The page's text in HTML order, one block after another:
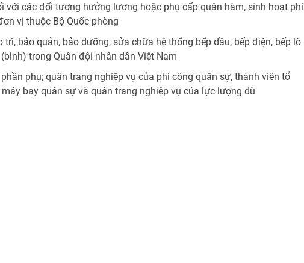
với các đối tượng hưởng lương hoặc phụ cấp quân hàm, sinh hoạt phí
vị thuộc Bộ Quốc phòng
bảo quản, bảo dưỡng, sửa chữa hệ thống bếp dầu, bếp điện, bếp lò
trong Quân đội nhân dân Việt Nam
phụ; quân trang nghiệp vụ của phi công quân sự, thành viên tổ
bay quân sự và quân trang nghiệp vụ của lực lượng dù